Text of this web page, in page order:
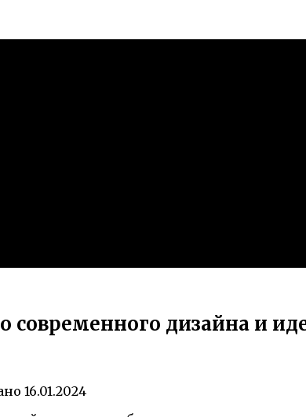
дизайна и
16.01.2024